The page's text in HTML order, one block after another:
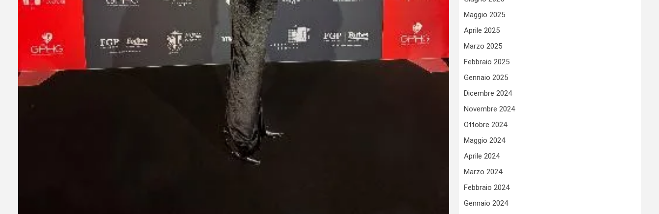
Maggio 2025
Aprile 2025
Marzo 2025
Febbraio 2025
Gennaio 2025
Dicembre 2024
Novembre 2024
Ottobre 2024
Maggio 2024
Aprile 2024
Marzo 2024
Febbraio 2024
Gennaio 2024